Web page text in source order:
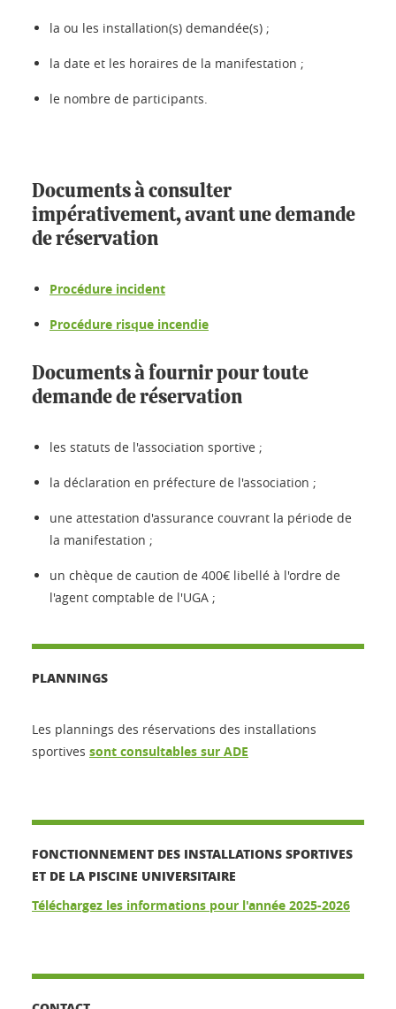
la ou les installation(s) demandée(s) ;
la date et les horaires de la manifestation ;
le nombre de participants.
Documents à consulter
impérativement, avant une demande
de réservation
Procédure incident
Procédure risque incendie
Documents à fournir pour toute
demande de réservation
les statuts de l'association sportive ;
la déclaration en préfecture de l'association ;
une attestation d'assurance couvrant la période de
la manifestation ;
un chèque de caution de 400€ libellé à l'ordre de
l'agent comptable de l'UGA ;
PLANNINGS
Les plannings des réservations des installations
sportives sont consultables sur ADE
FONCTIONNEMENT DES INSTALLATIONS SPORTIVES
ET DE LA PISCINE UNIVERSITAIRE
Téléchargez les informations pour l'année 2025-2026